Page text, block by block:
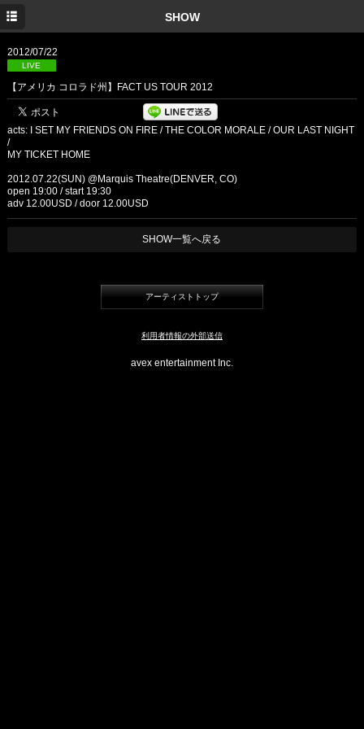
SHOW
2012/07/22
LIVE
【アメリカ コロラド州】FACT US TOUR 2012
acts: I SET MY FRIENDS ON FIRE / THE COLOR MORALE / OUR LAST NIGHT
/
MY TICKET HOME
2012.07.22(SUN) @Marquis Theatre(DENVER, CO)
open 19:00 / start 19:30
adv 12.00USD / door 12.00USD
SHOW一覧へ戻る
アーティストトップ
利用者情報の外部送信
avex entertainment Inc.
INFORMATION
SHOW
PROFILE
GOODS